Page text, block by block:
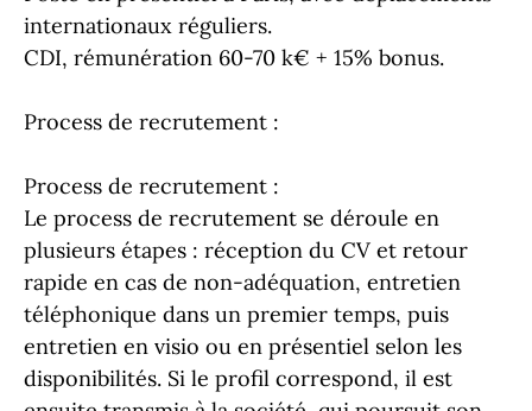
internationaux réguliers.
CDI, rémunération 60-70 k€ + 15% bonus.
Process de recrutement :
Process de recrutement :
Le process de recrutement se déroule en
plusieurs étapes : réception du CV et retour
rapide en cas de non-adéquation, entretien
téléphonique dans un premier temps, puis
entretien en visio ou en présentiel selon les
disponibilités. Si le profil correspond, il est